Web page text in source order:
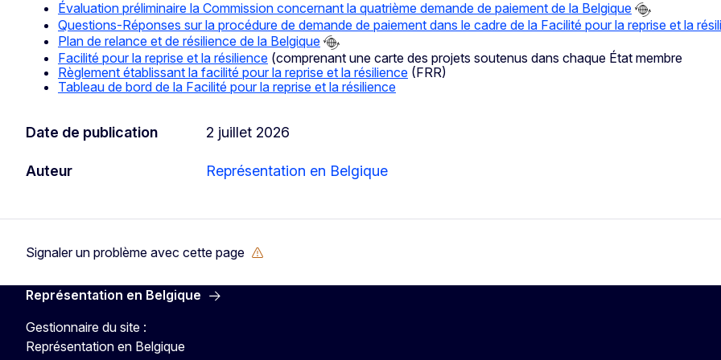
Évaluation préliminaire la Commission concernant la quatrième demande de paiement de la Belgique
Questions-Réponses sur la procédure de demande de paiement dans le cadre de la Facilité pour la reprise et la
Plan de relance et de résilience de la Belgique
Facilité pour la reprise et la résilience (comprenant une carte des projets soutenus dans chaque État membre
Règlement établissant la facilité pour la reprise et la résilience (FRR)
Tableau de bord de la Facilité pour la reprise et la résilience
Date de publication 2 juillet 2026
Auteur Représentation en Belgique
Signaler un problème avec cette page
Représentation en Belgique
Gestionnaire du site :
Représentation en Belgique